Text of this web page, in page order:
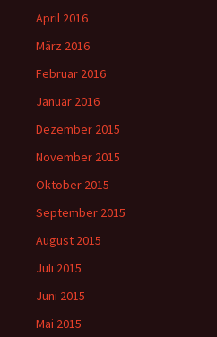
April 2016
März 2016
Februar 2016
Januar 2016
Dezember 2015
November 2015
Oktober 2015
September 2015
August 2015
Juli 2015
Juni 2015
Mai 2015